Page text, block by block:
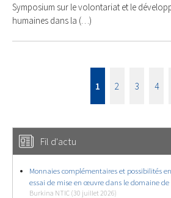
Symposium sur le volontariat et le
humaines dans la (…)
1 2 3 4
Fil d'actu
Monnaies complémentaires et possibilités
essai de mise en œuvre dans le domaine de
Burkina NTIC (30 juillet 2026)